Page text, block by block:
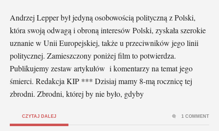
Andrzej Lepper był jedyną osobowością polityczną z Polski,
która swoją odwagą i obroną interesów Polski, zyskała szerokie
uznanie w Unii Europejskiej, także u przeciwników jego linii
politycznej. Zamieszczony poniżej film to potwierdza.
Publikujemy zestaw artykułów i komentarzy na temat jego
śmierci. Redakcja KIP *** Dzisiaj mamy 8-mą rocznicę tej
zbrodni. Zbrodni, której by nie było, gdyby
CZYTAJ DALEJ 1 COMMENT